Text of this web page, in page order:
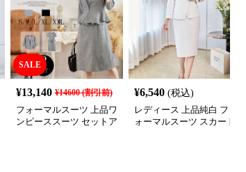
SALE
¥13,140 ¥14600(割引前)
フォーマルスーツ 上品ワ
ンピーススーツ セットア
¥6,540 (税込)
レディース 上品純白 フ
ォーマルスーツ スカート